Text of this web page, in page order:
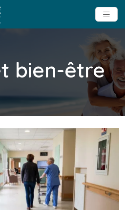
bien-être